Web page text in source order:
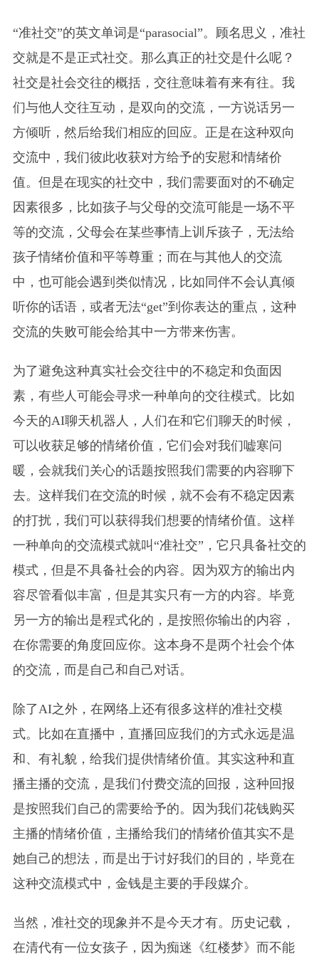
“准社交”的英文单词是“parasocial”。顾名思义，准社
交就是不是正式社交。那么真正的社交是什么呢？
社交是社会交往的概括，交往意味着有来有往。我
们与他人交往互动，是双向的交流，一方说话另一
方倾听，然后给我们相应的回应。正是在这种双向
交流中，我们彼此收获对方给予的安慰和情绪价
值。但是在现实的社交中，我们需要面对的不确定
因素很多，比如孩子与父母的交流可能是一场不平
等的交流，父母会在某些事情上训斥孩子，无法给
孩子情绪价值和平等尊重；而在与其他人的交流
中，也可能会遇到类似情况，比如同伴不会认真倾
听你的话语，或者无法“get”到你表达的重点，这种
交流的失败可能会给其中一方带来伤害。
为了避免这种真实社会交往中的不稳定和负面因
素，有些人可能会寻求一种单向的交往模式。比如
今天的AI聊天机器人，人们在和它们聊天的时候，
可以收获足够的情绪价值，它们会对我们嘘寒问
暖，会就我们关心的话题按照我们需要的内容聊下
去。这样我们在交流的时候，就不会有不稳定因素
的打扰，我们可以获得我们想要的情绪价值。这样
一种单向的交流模式就叫“准社交”，它只具备社交的
模式，但是不具备社会的内容。因为双方的输出内
容尽管看似丰富，但是其实只有一方的内容。毕竟
另一方的输出是程式化的，是按照你输出的内容，
在你需要的角度回应你。这本身不是两个社会个体
的交流，而是自己和自己对话。
除了AI之外，在网络上还有很多这样的准社交模
式。比如在直播中，直播回应我们的方式永远是温
和、有礼貌，给我们提供情绪价值。其实这种和直
播主播的交流，是我们付费交流的回报，这种回报
是按照我们自己的需要给予的。因为我们花钱购买
主播的情绪价值，主播给我们的情绪价值其实不是
她自己的想法，而是出于讨好我们的目的，毕竟在
这种交流模式中，金钱是主要的手段媒介。
当然，准社交的现象并不是今天才有。历史记载，
在清代有一位女孩子，因为痴迷《红楼梦》而不能